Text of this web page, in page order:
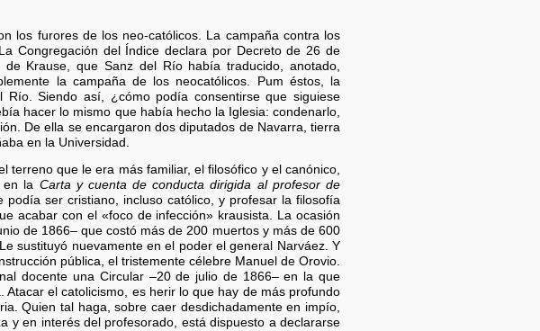
los furores de los neo-católicos. La campaña contra los
Congregación del Índice declara por Decreto de 26 de
, de Krause, que Sanz del Río había traducido, anotado,
la campaña de los neocatólicos. Pum éstos, la
Siendo así, ¿cómo podía consentirse que siguiese
hacer lo mismo que había hecho la Iglesia: condenarlo,
De ella se encargaron dos diputados de Navarra, tierra
en la Universidad.
terreno que le era más familiar, el filosófico y el canónico,
en la Carta y cuenta de conducta dirigida al profesor de
ser cristiano, incluso católico, y profesar la filosofía
acabar con el «foco de infección» krausista. La ocasión
de 1866– que costó más de 200 muertos y más de 600
sustituyó nuevamente en el poder el general Narváez. Y
pública, el tristemente célebre Manuel de Orovio.
docente una Circular –20 de julio de 1866– en la que
el catolicismo, es herir lo que hay de más profundo
Quien tal haga, sobre caer desdichadamente en impío,
y en interés del profesorado, está dispuesto a declararse